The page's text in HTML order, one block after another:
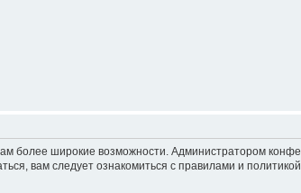
более широкие возможности. Администратором
вам следует ознакомиться с правилами и политикой,